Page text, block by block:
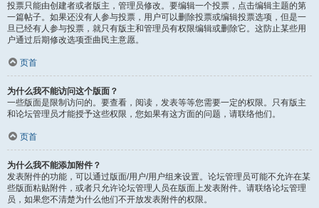
投票只能由创建者或者版主，管理员修改。要编辑一个投票，点击编辑主题的第
一篇帖子。如果还没有人参与投票，用户可以删除投票或编辑投票选项，但是一
旦已经有人参与投票，就只有版主和管理员有权限编辑或删除它。这防止某些用
户通过后期修改选项歪曲民主意愿。
页首
为什么我不能访问这个版面？
一些版面是限制访问的。要查看，阅读，发表等等您需要一定的权限。只有版主
和论坛管理员才能授予这些权限，您如果有这方面的问题，请联络他们。
页首
为什么我不能添加附件？
发表附件的功能，可以通过版面/用户/用户组来设置。论坛管理员可能不允许在某
些版面粘贴附件，或者只允许论坛管理人员在版面上发表附件。请联络论坛管理
员，如果您不清楚为什么他们不开放发表附件的权限。